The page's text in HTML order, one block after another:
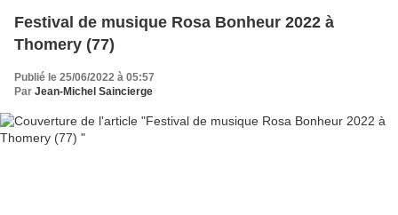
Festival de musique Rosa Bonheur 2022 à
Thomery (77)
Publié le 25/06/2022 à 05:57
Par Jean-Michel Saincierge